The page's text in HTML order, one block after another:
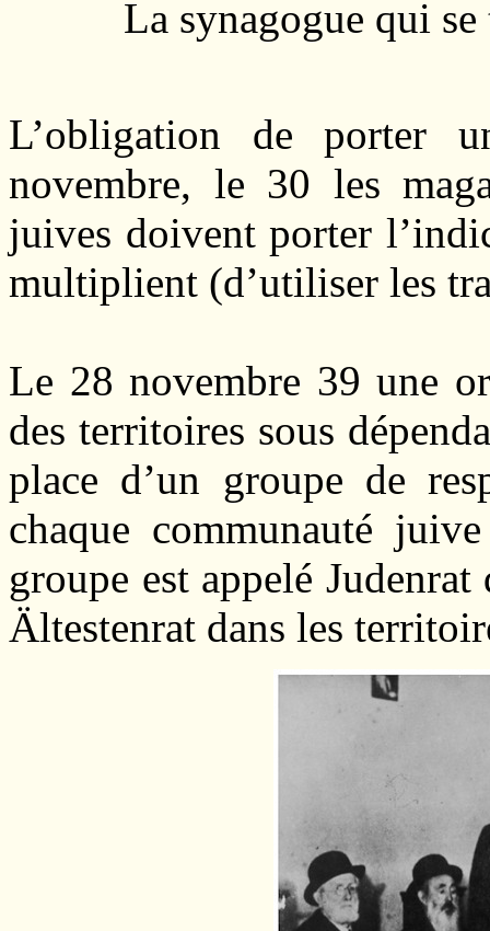
La synagogue qui
L’obligation de porter
novembre, le 30 les
juives doivent porter
multiplient (d’utiliser les
Le 28 novembre 39 une
des territoires sous
place d’un groupe de
chaque communauté
groupe est appelé
Ältestenrat dans les